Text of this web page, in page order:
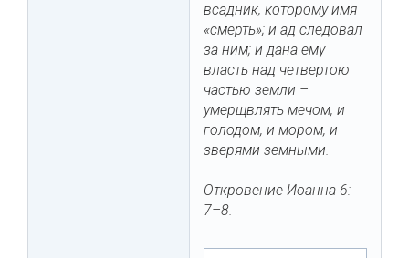
всадник, которому имя
«смерть»; и ад следовал
за ним; и дана ему
власть над четвертою
частью земли –
умерщвлять мечом, и
голодом, и мором, и
зверями земными.
Откровение Иоанна 6:
7–8.